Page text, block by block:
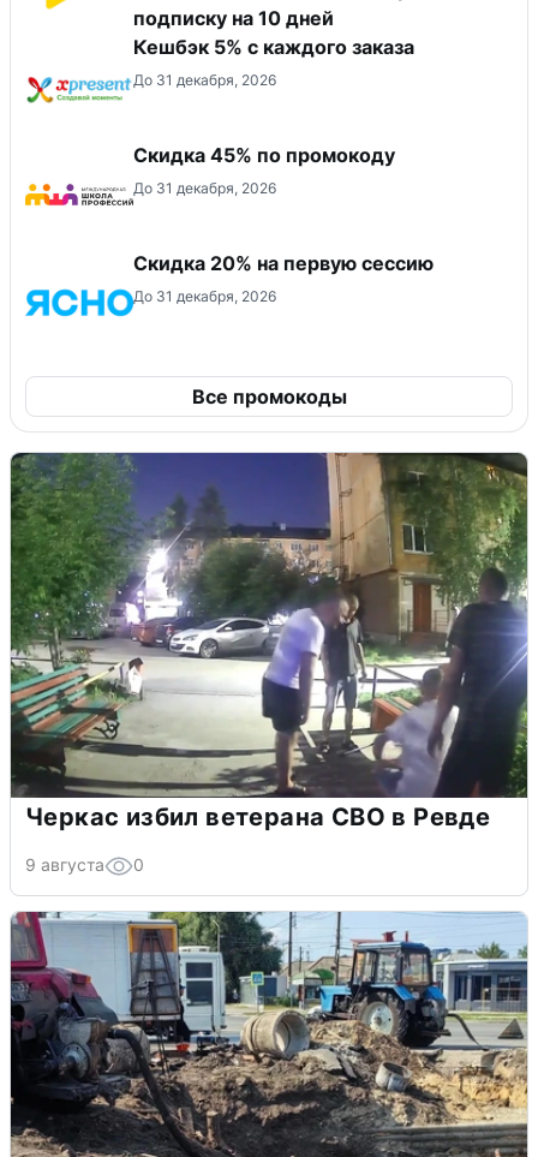
подписку на 10 дней
Кешбэк 5% с каждого заказа
До 31 декабря, 2026
Скидка 45% по промокоду
До 31 декабря, 2026
Скидка 20% на первую сессию
До 31 декабря, 2026
Все промокоды
Черкас избил ветерана СВО в Ревде
9 августа 0